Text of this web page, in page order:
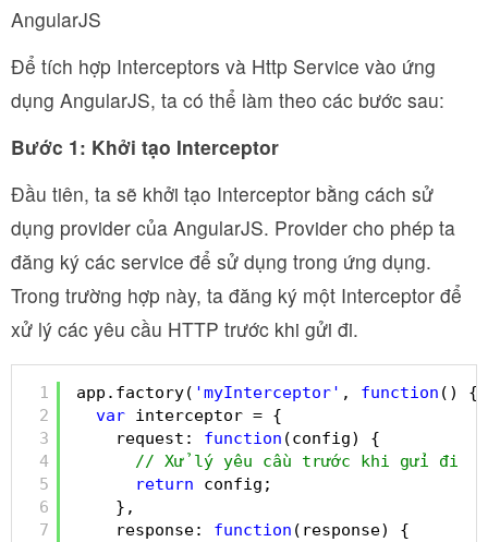
AngularJS
Để tích hợp Interceptors và Http Service vào ứng
dụng AngularJS, ta có thể làm theo các bước sau:
Bước 1: Khởi tạo Interceptor
Đầu tiên, ta sẽ khởi tạo Interceptor bằng cách sử
dụng provider của AngularJS. Provider cho phép ta
đăng ký các service để sử dụng trong ứng dụng.
Trong trường hợp này, ta đăng ký một Interceptor để
xử lý các yêu cầu HTTP trước khi gửi đi.
1
2
3
4
5
6
7
app.factory( 'myInterceptor' , function () {
var interceptor = {
request: function (config) {
// Xử lý yêu cầu trước khi gửi đi
return
config;
},
response: function (response) {